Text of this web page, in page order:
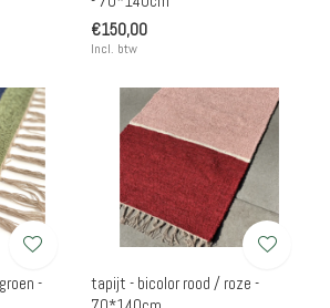
€150,00
Incl. btw
-
tapijt - bicolor rood / roze -